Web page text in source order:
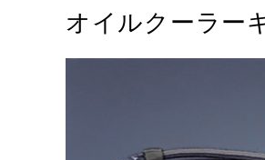
オイルクーラー